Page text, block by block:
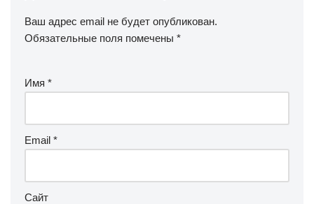
Ваш адрес email не будет опубликован.
Обязательные поля помечены *
Имя *
Email *
Сайт